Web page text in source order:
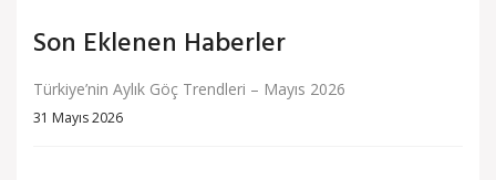
Son Eklenen Haberler
Türkiye’nin Aylık Göç Trendleri – Mayıs 2026
31 Mayıs 2026